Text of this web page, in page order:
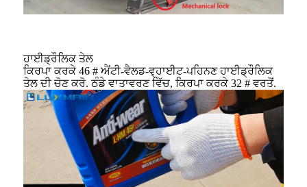
ਹਾਈਡ੍ਰੌਲਿਕ ਤੇਲ
ਕਿਰਪਾ ਕਰਕੇ 46 # ਐਂਟੀ-ਵੈਲਡ-ਵ੍ਹਾਈਟ-ਪਹਿਨਣ ਹਾਈਡ੍ਰੌਲਿਕ
ਤੇਲ ਦੀ ਚੋਣ ਕਰੋ. ਠੰਡੇ ਵਾਤਾਵਰਣ ਵਿੱਚ, ਕਿਰਪਾ ਕਰਕੇ 32 # ਵਰਤੋਂ.